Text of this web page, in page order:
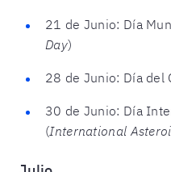
21 de Junio: Día
Day)
28 de Junio: Día del
30 de Junio: Día
(International